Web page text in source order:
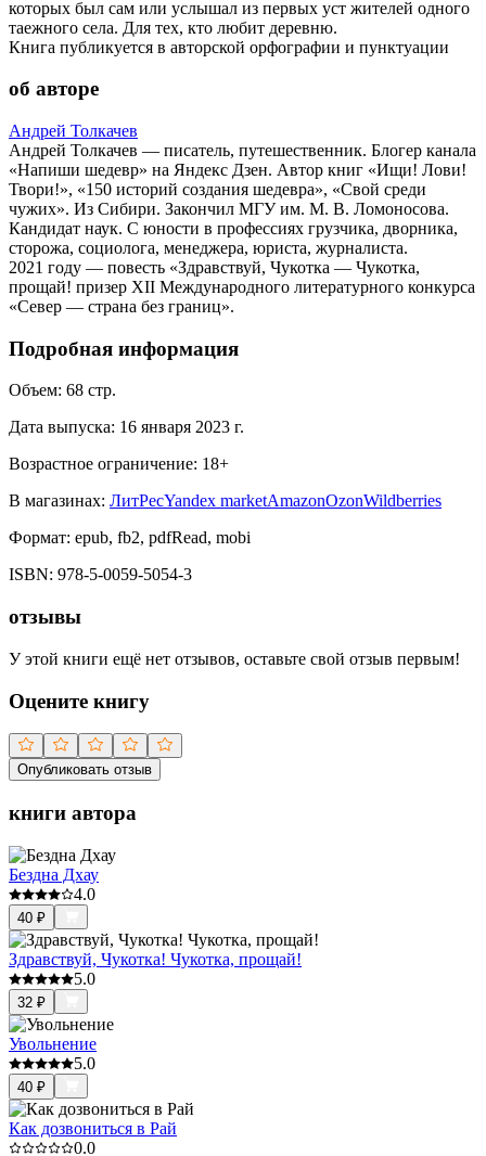
которых был сам или услышал из первых уст жителей одного
таежного села. Для тех, кто любит деревню.
Книга публикуется в авторской орфографии и пунктуации
об авторе
Андрей Толкачев
Андрей Толкачев — писатель, путешественник. Блогер канала
«Напиши шедевр» на Яндекс Дзен. Автор книг «Ищи! Лови!
Твори!», «150 историй создания шедевра», «Свой среди
чужих». Из Сибири. Закончил МГУ им. М. В. Ломоносова.
Кандидат наук. С юности в профессиях грузчика, дворника,
сторожа, социолога, менеджера, юриста, журналиста.
2021 году — повесть «Здравствуй, Чукотка — Чукотка,
прощай! призер XII Международного литературного конкурса
«Север — страна без границ».
Подробная информация
Объем: 68 стр.
Дата выпуска: 16 января 2023 г.
Возрастное ограничение: 18+
В магазинах: ЛитРесYandex marketAmazonOzonWildberries
Формат: epub, fb2, pdfRead, mobi
ISBN: 978-5-0059-5054-3
отзывы
У этой книги ещё нет отзывов, оставьте свой отзыв первым!
Оцените книгу
Опубликовать отзыв
книги автора
Бездна Дхау
4.0
40 ₽
Здравствуй, Чукотка! Чукотка, прощай!
5.0
32 ₽
Увольнение
5.0
40 ₽
Как дозвониться в Рай
0.0